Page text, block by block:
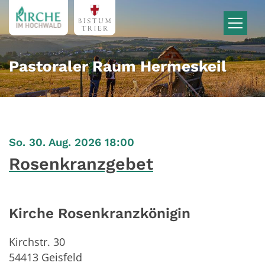
Zum Inhalt springen
Pastoraler Raum Hermeskeil
So. 30. Aug. 2026 18:00
Rosenkranzgebet
Kirche Rosenkranzkönigin
Kirchstr. 30
54413 Geisfeld